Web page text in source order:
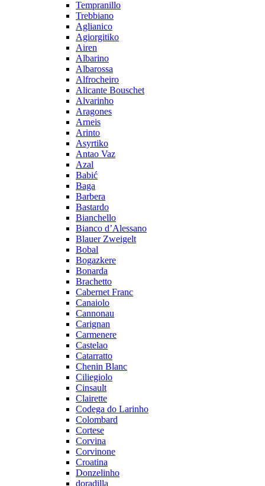
Tempranillo
Trebbiano
Aglianico
Agiorgitiko
Airen
Albarino
Albarossa
Alfrocheiro
Alicante Bouschet
Alvarinho
Aragones
Arneis
Arinto
Asyrtiko
Antao Vaz
Azal
Babić
Baga
Barbera
Bastardo
Bianchello
Bianco d’Alessano
Blauer Zweigelt
Bobal
Bogazkere
Bonarda
Brachetto
Cabernet Franc
Canaiolo
Cannonau
Carignan
Carmenere
Castelao
Catarratto
Chenin Blanc
Ciliegiolo
Cinsault
Clairette
Codega do Larinho
Colombard
Cortese
Corvina
Corvinone
Croatina
Donzelinho
doradilla